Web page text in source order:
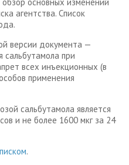
агентства. Список
версии документа —
при
всех инъекционных (в
применения
сальбутамола является
и не более 1600 мкг за 24
.